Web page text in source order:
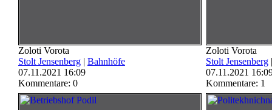
Zoloti Vorota
Stolt Jensenberg | Bahnhöfe
07.11.2021 16:09
Kommentare: 0
Zoloti Vorota
Stolt Jensenberg
07.11.2021
Kommentare: 1